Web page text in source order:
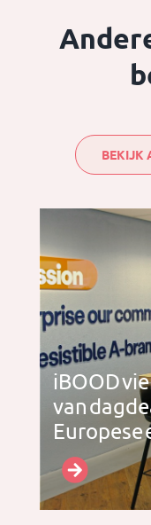
BEKIJK
iBOOD
van
Europese